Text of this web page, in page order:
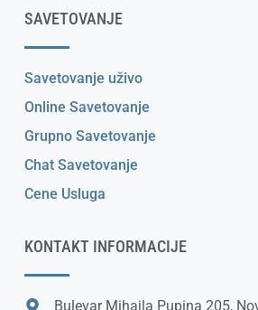
SAVETOVANJE
Savetovanje uživo
Online Savetovanje
Grupno Savetovanje
Chat Savetovanje
Cene Usluga
KONTAKT INFORMACIJE
Bulevar Mihajla Pupina 205,